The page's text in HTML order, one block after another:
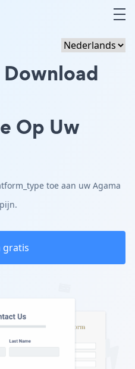
Op Uw
toe aan uw Agama
gratis